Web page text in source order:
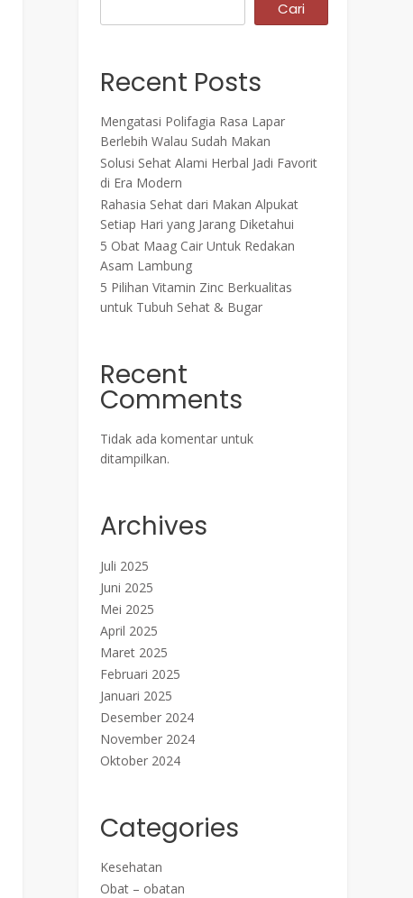
Cari
Recent Posts
Mengatasi Polifagia Rasa Lapar
Berlebih Walau Sudah Makan
Solusi Sehat Alami Herbal Jadi Favorit
di Era Modern
Rahasia Sehat dari Makan Alpukat
Setiap Hari yang Jarang Diketahui
5 Obat Maag Cair Untuk Redakan
Asam Lambung
5 Pilihan Vitamin Zinc Berkualitas
untuk Tubuh Sehat & Bugar
Recent
Comments
Tidak ada komentar untuk
ditampilkan.
Archives
Juli 2025
Juni 2025
Mei 2025
April 2025
Maret 2025
Februari 2025
Januari 2025
Desember 2024
November 2024
Oktober 2024
Categories
Kesehatan
Obat – obatan